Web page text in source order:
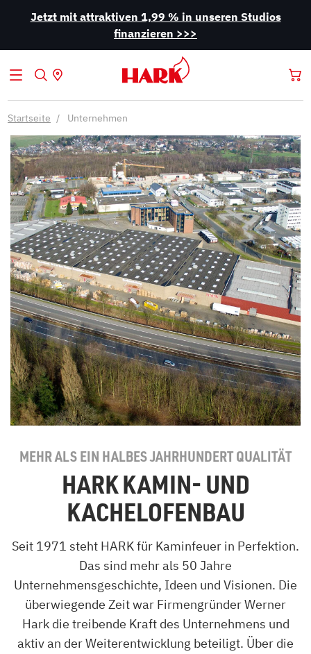
Jetzt mit attraktiven 1,99 % in unseren Studios
finanzieren >>>
Startseite Unternehmen
MEHR ALS EIN HALBES JAHRHUNDERT QUALITÄT
HARK KAMIN- UND
KACHELOFENBAU
Seit 1971 steht HARK für Kaminfeuer in Perfektion.
Das sind mehr als 50 Jahre
Unternehmensgeschichte, Ideen und Visionen. Die
überwiegende Zeit war Firmengründer Werner
Hark die treibende Kraft des Unternehmens und
aktiv an der Weiterentwicklung beteiligt. Über die